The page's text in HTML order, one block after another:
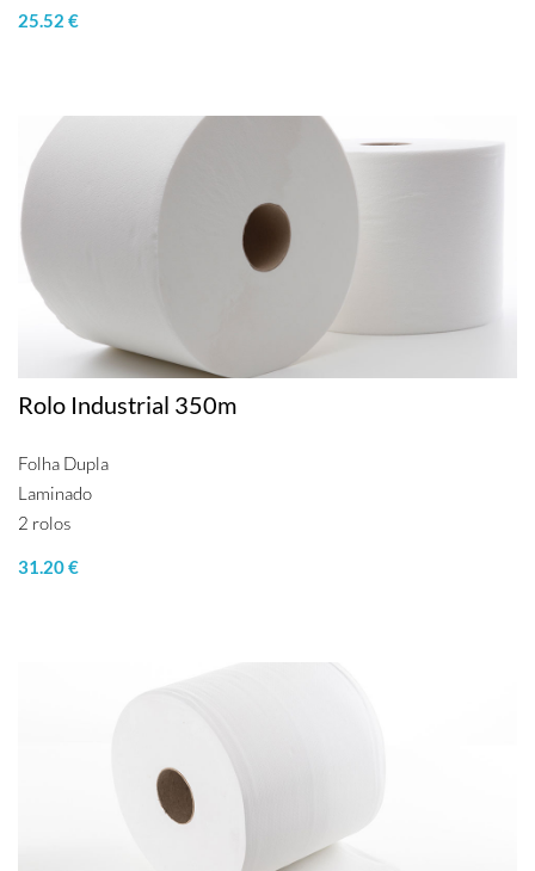
25.52 €
Rolo Industrial 350m
Folha Dupla
Laminado
2 rolos
31.20 €